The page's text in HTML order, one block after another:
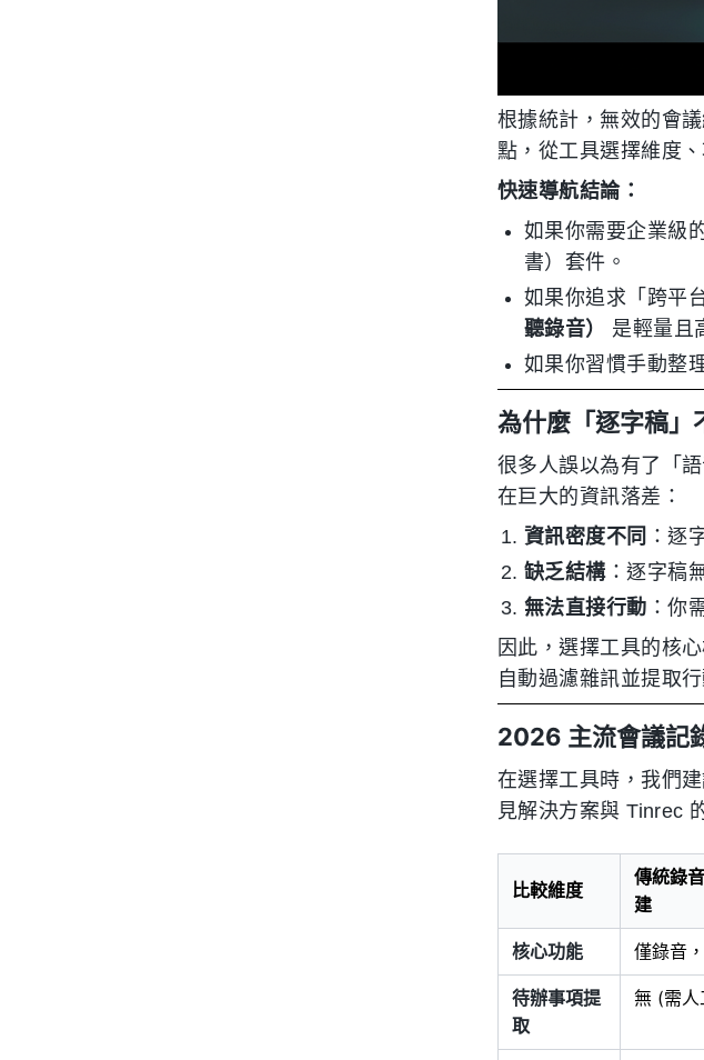
根據統計，無效的會
點，從工具選擇維度
快速導航結論：
如果你需要企業級
書）套件。
如果你追求「跨平
聽錄音）
是輕量且
如果你習慣手動整
為什麼「逐字稿」
很多人誤以為有了「
在巨大的資訊落差：
資訊密度不同 ：逐
缺乏結構：逐字稿
無法直接行動 ：你
因此，選擇工具的核
自動過濾雜訊並提取
2026 主流會議記
在選擇工具時，我們
見解決方案與 Tinrec
比較維度
傳統錄
建
核心功能 僅錄音
待辦事項提
取
無 (需人